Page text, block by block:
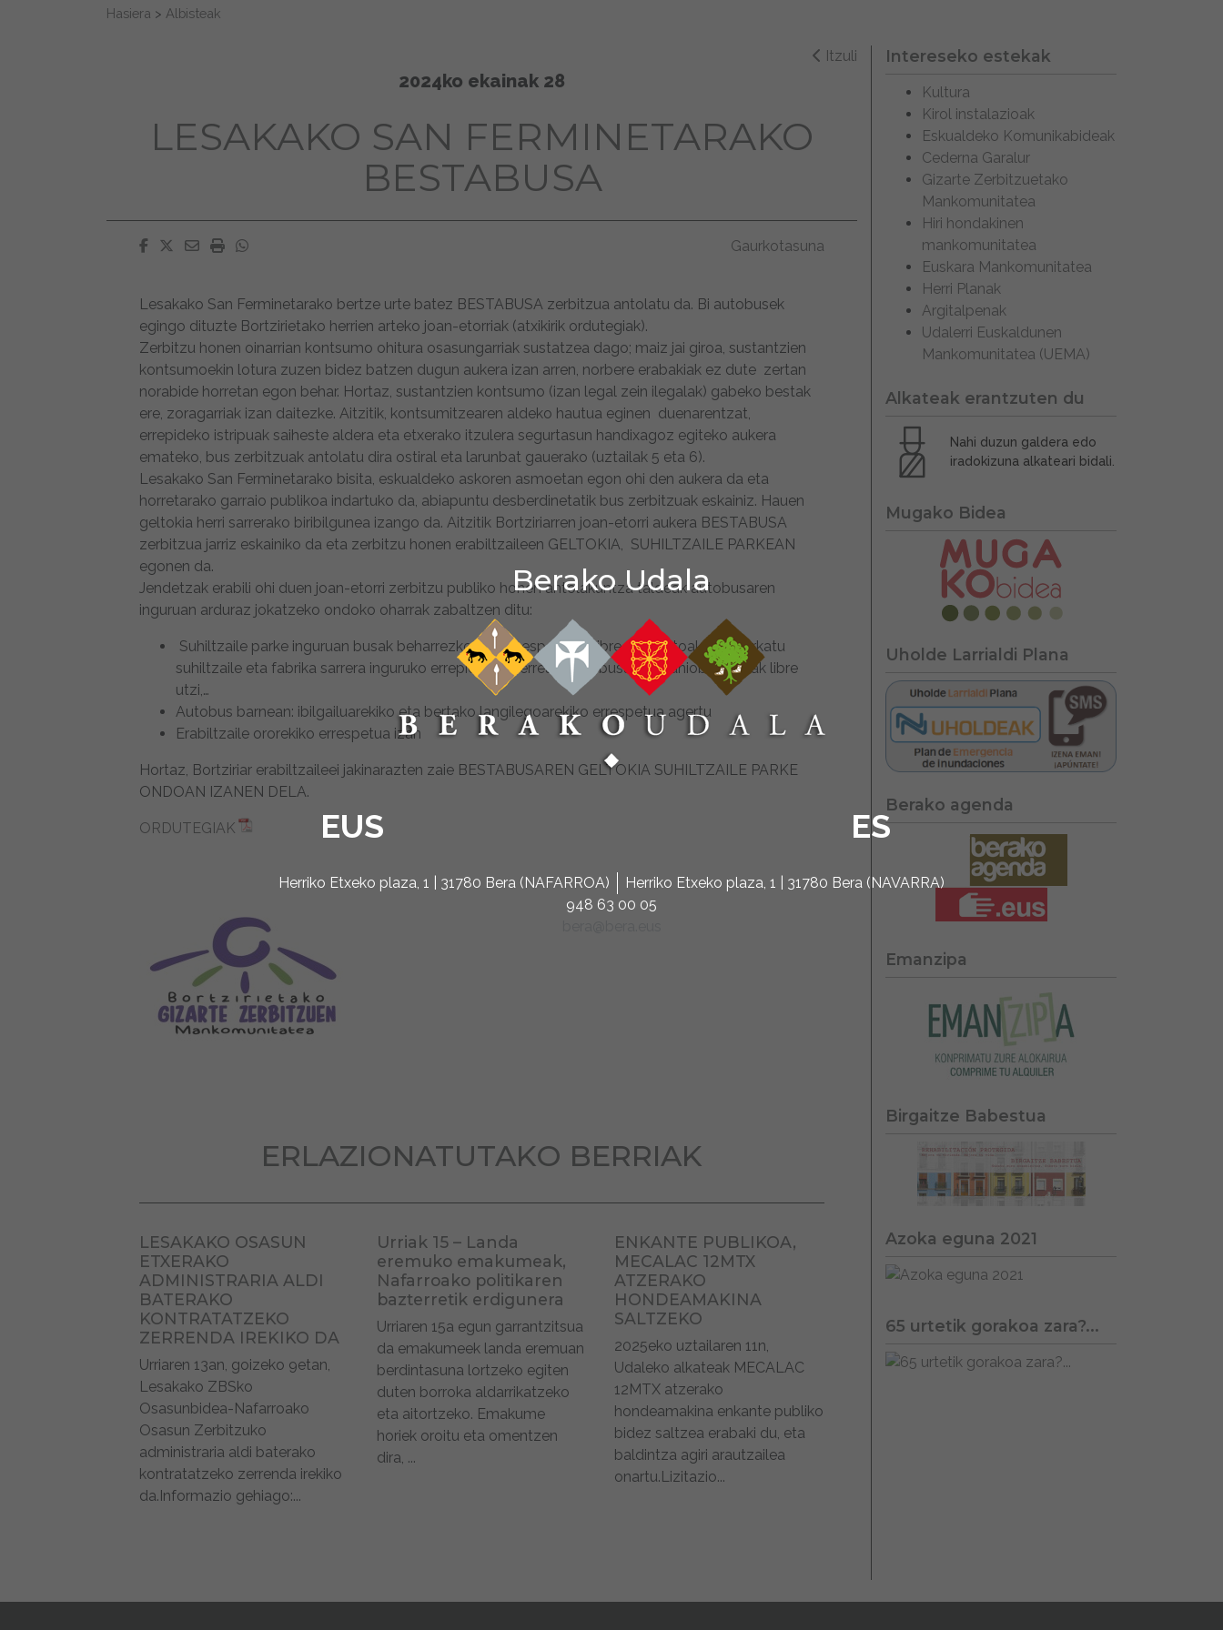
Berako Udala
EUS ES
Herriko Etxeko plaza, 1 | 31780 Bera (NAFARROA)
Herriko Etxeko plaza, 1 | 31780 Bera (NAVARRA)
948 63 00 05
Search for:
Hasiera > Albisteak
Itzuli
2024ko ekainak 28
LESAKAKO SAN FERMINETARAKO
BESTABUSA
Facebook
Twitter
EmailImprimirWhatsapp Gaurkotasuna
Lesakako San Ferminetarako bertze urte batez BESTABUSA zerbitzua antolatu da. Bi autobusek
egingo dituzte Bortzirietako herrien arteko joan-etorriak (atxikirik ordutegiak).
Zerbitzu honen oinarrian kontsumo ohitura osasungarriak sustatzea dago; maiz jai giroa, sustantzien
kontsumoekin lotura zuzen bidez batzen dugun aukera izan arren, norbere erabakiak ez dute zertan
norabide horretan egon behar. Hortaz, sustantzien kontsumo (izan legal zein ilegalak) gabeko bestak
ere, zoragarriak izan daitezke. Aitzitik, kontsumitzearen aldeko hautua eginen duenarentzat,
errepideko istripuak saiheste aldera eta etxerako itzulera segurtasun handixagoz egiteko aukera
emateko, bus zerbitzuak antolatu dira ostiral eta larunbat gauerako (uztailak 5 eta 6).
Lesakako San Ferminetarako bisita, eskualdeko askoren asmoetan egon ohi den aukera da eta
horretarako garraio publikoa indartuko da, abiapuntu desberdinetatik bus zerbitzuak eskainiz. Hauen
geltokia herri sarrerako biribilgunea izango da. Aitzitik Bortziriarren joan-etorri aukera BESTABUSA
zerbitzua jarriz eskainiko da eta zerbitzu honen erabiltzaileen GELTOKIA, SUHILTZAILE PARKEAN
egonen da.
Jendetzak erabili ohi duen joan-etorri zerbitzu publiko honen antolakuntza taldeak autobusaren
inguruan arduraz jokatzeko ondoko oharrak zabaltzen ditu:
Suhiltzaile parke inguruan busak beharrezko dituen espazioak libre utzi: autoak ez aparkatu
suhiltzaile eta fabrika sarrera inguruko errepide bazterrean, autobusaren maniobra lekuak libre
utzi,…
Autobus barnean: ibilgailuarekiko eta bertako langilegoarekiko errespetua agertu
Erabiltzaile ororekiko errespetua izan
Hortaz, Bortziriar erabiltzaileei jakinarazten zaie BESTABUSAREN GELTOKIA SUHILTZAILE PARKE
ONDOAN IZANEN DELA.
ORDUTEGIAK
ERLAZIONATUTAKO BERRIAK
LESAKAKO OSASUN
ETXERAKO
ADMINISTRARIA ALDI
BATERAKO
KONTRATATZEKO
ZERRENDA IREKIKO DA
Urriaren 13an, goizeko 9etan,
Lesakako ZBSko
Osasunbidea-Nafarroako
Osasun Zerbitzuko
administraria aldi baterako
kontratatzeko zerrenda irekiko
da.Informazio gehiago:...
Urriak 15 – Landa
eremuko emakumeak,
Nafarroako politikaren
bazterretik erdigunera
Urriaren 15a egun garrantzitsua
da emakumeek landa eremuan
berdintasuna lortzeko egiten
duten borroka aldarrikatzeko
eta aitortzeko. Emakume
horiek oroitu eta omentzen
dira, ...
ENKANTE PUBLIKOA,
MECALAC 12MTX
ATZERAKO
HONDEAMAKINA
SALTZEKO
2025eko uztailaren 11n,
Udaleko alkateak MECALAC
12MTX atzerako
hondeamakina enkante publiko
bidez saltzea erabaki du, eta
baldintza agiri arautzailea
onartu.Lizitazio...
Intereseko estekak
Kultura
Kirol instalazioak
Eskualdeko Komunikabideak
Cederna Garalur
Gizarte Zerbitzuetako
Mankomunitatea
Hiri hondakinen
mankomunitatea
Euskara Mankomunitatea
Herri Planak
Argitalpenak
Udalerri Euskaldunen
Mankomunitatea (UEMA)
Alkateak erantzuten du
Nahi duzun galdera edo
iradokizuna alkateari bidali.
Mugako Bidea
Uholde Larrialdi Plana
Berako agenda
Emanzipa
Birgaitze Babestua
Azoka eguna 2021
65 urtetik gorakoa zara?...